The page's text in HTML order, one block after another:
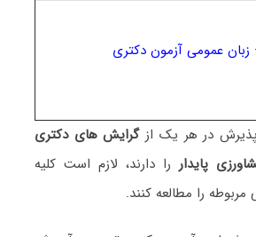
زبان عمومی آزمون دکتری
در هر یک از گرایش های دکتری
ﭘﺎﻳﺪار را دارند، لازم است کلیه
را مطالعه کنند.